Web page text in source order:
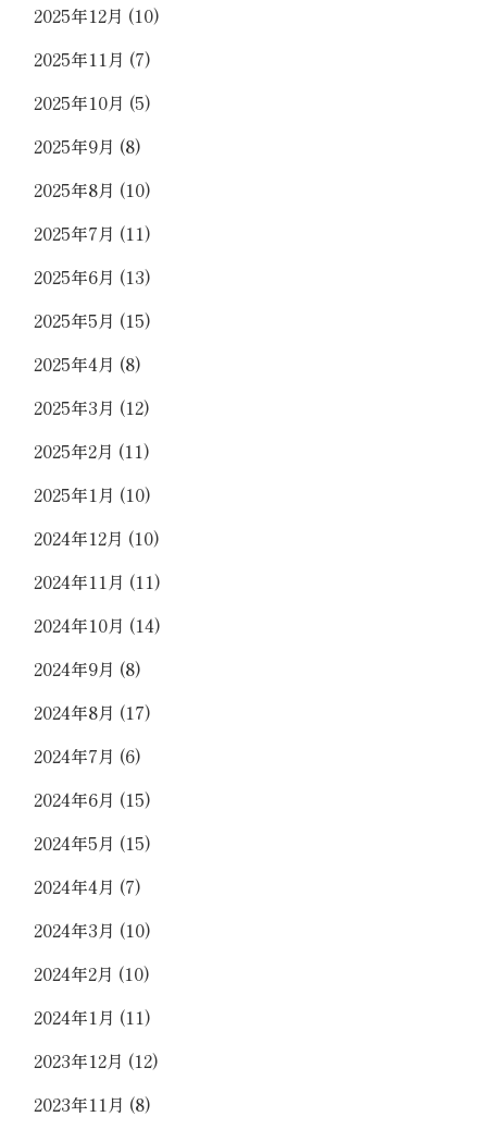
2025年12月 (10)
2025年11月 (7)
2025年10月 (5)
2025年9月 (8)
2025年8月 (10)
2025年7月 (11)
2025年6月 (13)
2025年5月 (15)
2025年4月 (8)
2025年3月 (12)
2025年2月 (11)
2025年1月 (10)
2024年12月 (10)
2024年11月 (11)
2024年10月 (14)
2024年9月 (8)
2024年8月 (17)
2024年7月 (6)
2024年6月 (15)
2024年5月 (15)
2024年4月 (7)
2024年3月 (10)
2024年2月 (10)
2024年1月 (11)
2023年12月 (12)
2023年11月 (8)